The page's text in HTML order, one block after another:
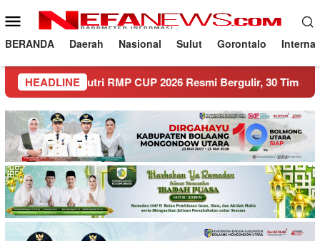
ke
konten
Menu
Mobile
BERANDA Daerah Nasional Sulut Gorontalo
HEADLINE
RMP CUP 2026 Resmi Bergulir, 30 Tim Siap Berlaga!